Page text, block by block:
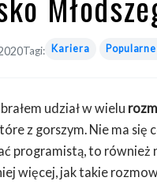
Tagi: Kariera
udział w wielu
z gorszym. Nie ma się
programistą, to również
więcej, jak takie